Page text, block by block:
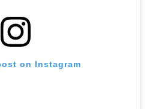
on Instagram